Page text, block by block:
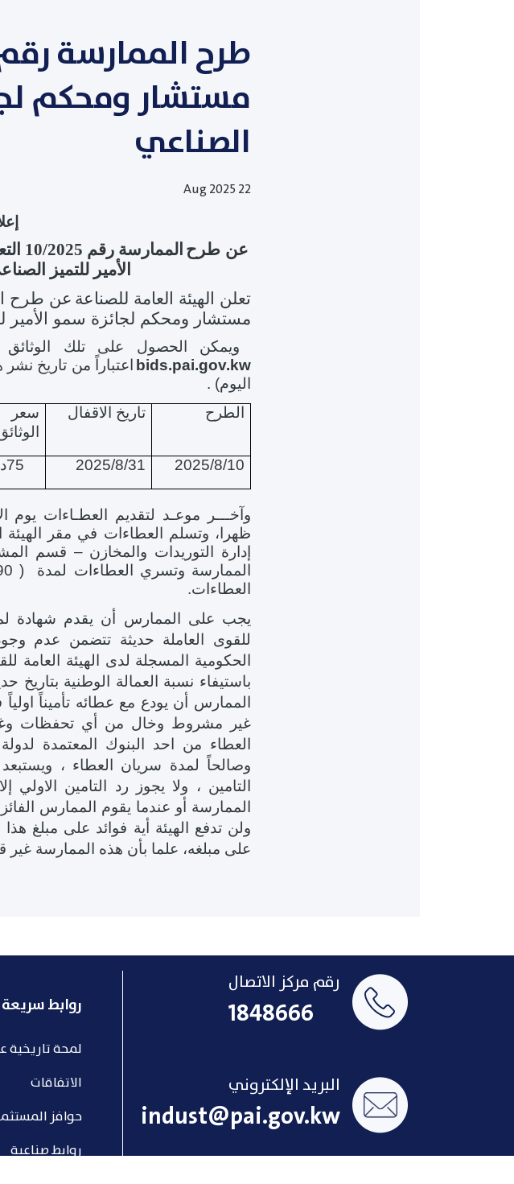
مستشار ومحكم
الصناعي
22 Aug 2025
إ
عن طرح
الأمير للتميز
تعلن الهيئة العامة للصناعة عن طرح
مستشار ومحكم لجائزة سمو الأمير
ويمكن الحصول على تلك الوثائق
bids.pai.gov.kw
اعتباراً من تاريخ
اليوم) .
الطرح
تاريخ الاقفال
سعر
10
/
8
/
2025
31
/
8
/
2025 75د.ك
وآخـــر موعـد لتقديم العطـاءات يوم
ظهرا، وتسلم العطاءات في مقر الهيئة
إدارة التوريدات والمخازن – قسم
العطاءات.
يجب على الممارس أن يقدم شهادة
للقوى العاملة حديثة تتضمن عدم
الحكومية المسجلة لدى الهيئة العامة
باستيفاء نسبة العمالة الوطنية
الممارس أن يودع مع عطائه تأميناً
غير مشروط وخال من أي تحفظات
العطاء من احد البنوك المعتمدة
وصالحاً لمدة سريان العطاء ،
الممارسة أو عندما يقوم الممارس
ولن تدفع الهيئة أية فوائد على مبلغ
على مبلغه، علما بأن هذه الممارسة غير
رقم مركز الاتصال
1848666
البريد الإلكتروني
indust@pai.gov.kw
روابط سريعة
لمحة تاريخية
الاتفاقات
حوافز
روابط صناعية